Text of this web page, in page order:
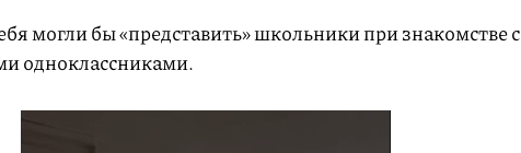
могли бы «представить» школьники при знакомстве с
одноклассниками.